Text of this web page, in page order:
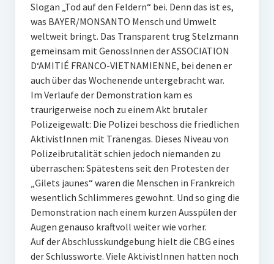
Slogan „Tod auf den Feldern“ bei. Denn das ist es,
was BAYER/MONSANTO Mensch und Umwelt
weltweit bringt. Das Transparent trug Stelzmann
gemeinsam mit GenossInnen der ASSOCIATION
D‘AMITIÉ FRANCO-VIETNAMIENNE, bei denen er
auch über das Wochenende untergebracht war.
Im Verlaufe der Demonstration kam es
traurigerweise noch zu einem Akt brutaler
Polizeigewalt: Die Polizei beschoss die friedlichen
AktivistInnen mit Tränengas. Dieses Niveau von
Polizeibrutalität schien jedoch niemanden zu
überraschen: Spätestens seit den Protesten der
„Gilets jaunes“ waren die Menschen in Frankreich
wesentlich Schlimmeres gewohnt. Und so ging die
Demonstration nach einem kurzen Ausspülen der
Augen genauso kraftvoll weiter wie vorher.
Auf der Abschlusskundgebung hielt die CBG eines
der Schlussworte. Viele AktivistInnen hatten noch